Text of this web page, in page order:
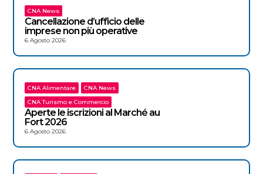
CNA News
Cancellazione d’ufficio delle
imprese non più operative
6 Agosto 2026
CNA Alimentare
CNA News
CNA Turismo e Commercio
Aperte le iscrizioni al Marché au
Fort 2026
6 Agosto 2026